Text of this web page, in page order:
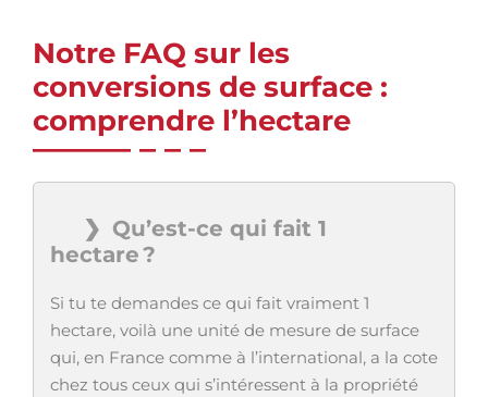
Notre FAQ sur les
conversions de surface :
comprendre l’hectare
Qu’est-ce qui fait 1
hectare ?
Si tu te demandes ce qui fait vraiment 1
hectare, voilà une unité de mesure de surface
qui, en France comme à l’international, a la cote
chez tous ceux qui s’intéressent à la propriété